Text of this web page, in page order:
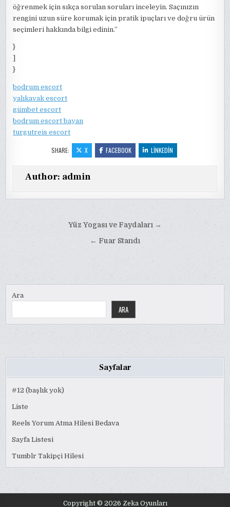
öğrenmek için sıkça sorulan soruları inceleyin. Saçınızın
rengini uzun süre korumak için pratik ipuçları ve doğru ürün
seçimleri hakkında bilgi edinin.”
}
}
bodrum escort
yalıkavak escort
gümbet escort
bodrum escort bayan
turgutreis escort
SHARE: X FACEBOOK LINKEDIN
Author: admin
Yüz Yogası ve Faydaları →
← Fuar Standı
Ara
ARA
Sayfalar
#12 (başlık yok)
Liste
Reels Yorum Atma Hilesi Bedava
Sayfa Listesi
Tumblr Takipçi Hilesi
Copyright © 2026 Zeka Oyunları